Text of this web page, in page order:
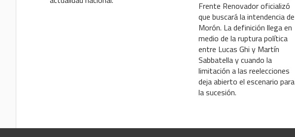
Frente Renovador oficializó
que buscará la intendencia de
Morón. La definición llega en
medio de la ruptura política
entre Lucas Ghi y Martín
Sabbatella y cuando la
limitación a las reelecciones
deja abierto el escenario para
la sucesión.